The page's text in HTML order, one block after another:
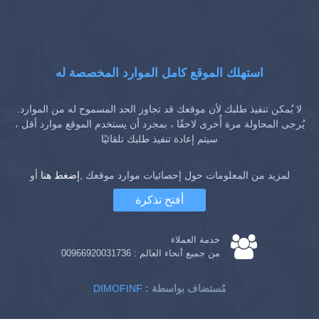
استهلك الموقع كامل الموارد المخصصة له
لا يُمكن تنفيذ طلبك لأن موقعك قد تجاوز الحد المسموح له من الموارد.
يُرجى المحاولة مرة أُخرى لاحقًا ، بمجرد أن يستخدم الموقع موارد أقل ،
سيتم إعادة تنفيذ طلبك تلقائيًا
لمزيد من المعلومات حول إحصائيات موارد موقعك ,إضغط هنا أو
أفتح تذكرة
خدمة العملاء
من جميع أنحاء العالم : 00966920031736
DIMOFINF : مُستضاف بواسطة